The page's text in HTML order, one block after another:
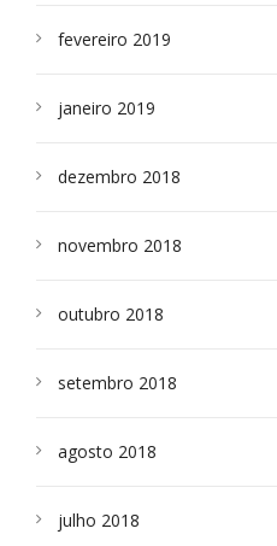
fevereiro 2019
janeiro 2019
dezembro 2018
novembro 2018
outubro 2018
setembro 2018
agosto 2018
julho 2018